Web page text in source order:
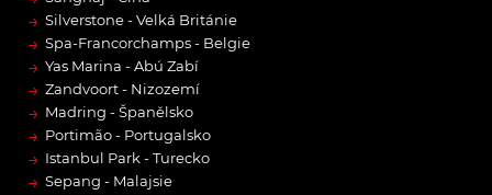
→ Silverstone - Velká Británie
→ Spa-Francorchamps - Belgie
→ Yas Marina - Abú Zabí
→ Zandvoort - Nizozemí
→ Madring - Španělsko
→ Portimão - Portugalsko
→ Istanbul Park - Turecko
→ Sepang - Malajsie